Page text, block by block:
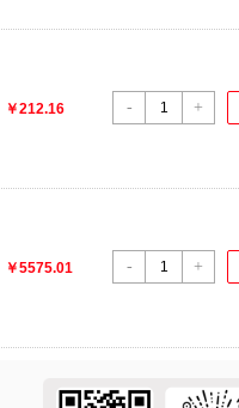
- +
￥212.16
- +
￥5575.01